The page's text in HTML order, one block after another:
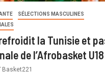
SÉLECTIONS MASCULINES
la Tunisie et
de l’Afrobasket U18
Basket221